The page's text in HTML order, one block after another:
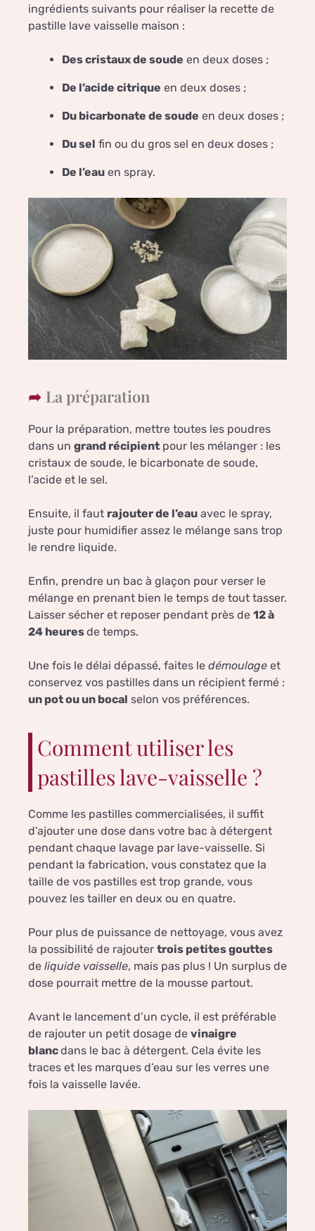
ingrédients suivants pour réaliser la recette de
pastille lave vaisselle maison :
Des cristaux de soude en deux doses ;
De l’acide citrique en deux doses ;
Du bicarbonate de soude en deux doses ;
Du sel fin ou du gros sel en deux doses ;
De l’eau en spray.
La préparation
Pour la préparation, mettre toutes les poudres
dans un grand récipient pour les mélanger : les
cristaux de soude, le bicarbonate de soude,
l’acide et le sel.
Ensuite, il faut rajouter de l’eau avec le spray,
juste pour humidifier assez le mélange sans trop
le rendre liquide.
Enfin, prendre un bac à glaçon pour verser le
mélange en prenant bien le temps de tout tasser.
Laisser sécher et reposer pendant près de 12 à
24 heuresde temps.
Une fois le délai dépassé, faites le démoulage et
conservez vos pastilles dans un récipient fermé :
un pot ou un bocal selon vos préférences.
Comment utiliser les
pastilles lave-vaisselle ?
Comme les pastilles commercialisées, il suffit
d’ajouter une dose dans votre bac à détergent
pendant chaque lavage par lave-vaisselle. Si
pendant la fabrication, vous constatez que la
taille de vos pastilles est trop grande, vous
pouvez les tailler en deux ou en quatre.
Pour plus de puissance de nettoyage, vous avez
la possibilité de rajouter trois petites gouttes
de liquide vaisselle, mais pas plus ! Un surplus de
dose pourrait mettre de la mousse partout.
Avant le lancement d’un cycle, il est préférable
de rajouter un petit dosage de vinaigre
blancdans le bac à détergent. Cela évite les
traces et les marques d’eau sur les verres une
fois la vaisselle lavée.